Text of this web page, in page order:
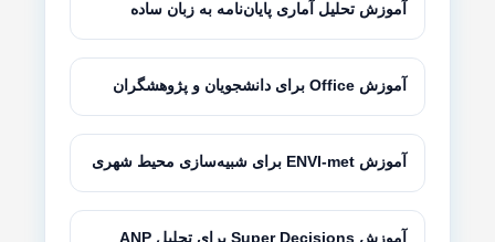
آموزش تحلیل آماری پایان‌نامه به زبان ساده
آموزش Office برای دانشجویان و پژوهشگران
آموزش ENVI-met برای شبیه‌سازی محیط شهری
آموزش Super Decisions برای تحلیل ANP